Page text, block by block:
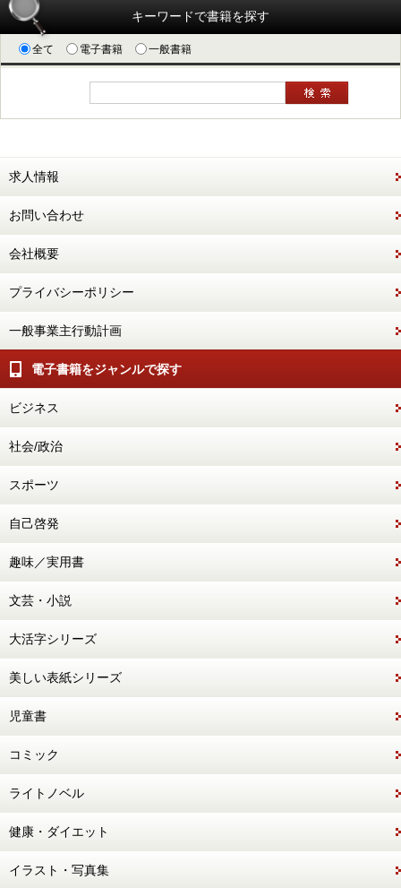
キーワードで書籍を探す
全て 電子書籍 一般書籍
求人情報
お問い合わせ
会社概要
プライバシーポリシー
一般事業主行動計画
電子書籍をジャンルで探す
ビジネス
社会/政治
スポーツ
自己啓発
趣味／実用書
文芸・小説
大活字シリーズ
美しい表紙シリーズ
児童書
コミック
ライトノベル
健康・ダイエット
イラスト・写真集